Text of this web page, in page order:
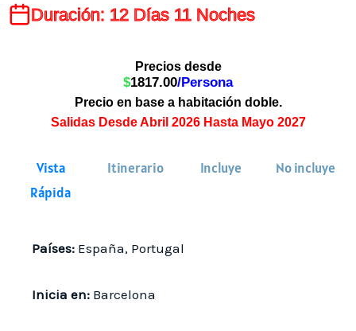
Duración: 12 Días 11 Noches
Precios desde
$1817.00/Persona
Precio en base a habitación doble.
Salidas Desde Abril 2026 Hasta Mayo 2027
Vista
Rápida
Itinerario Incluye No incluye
Países: España, Portugal
Inicia en: Barcelona